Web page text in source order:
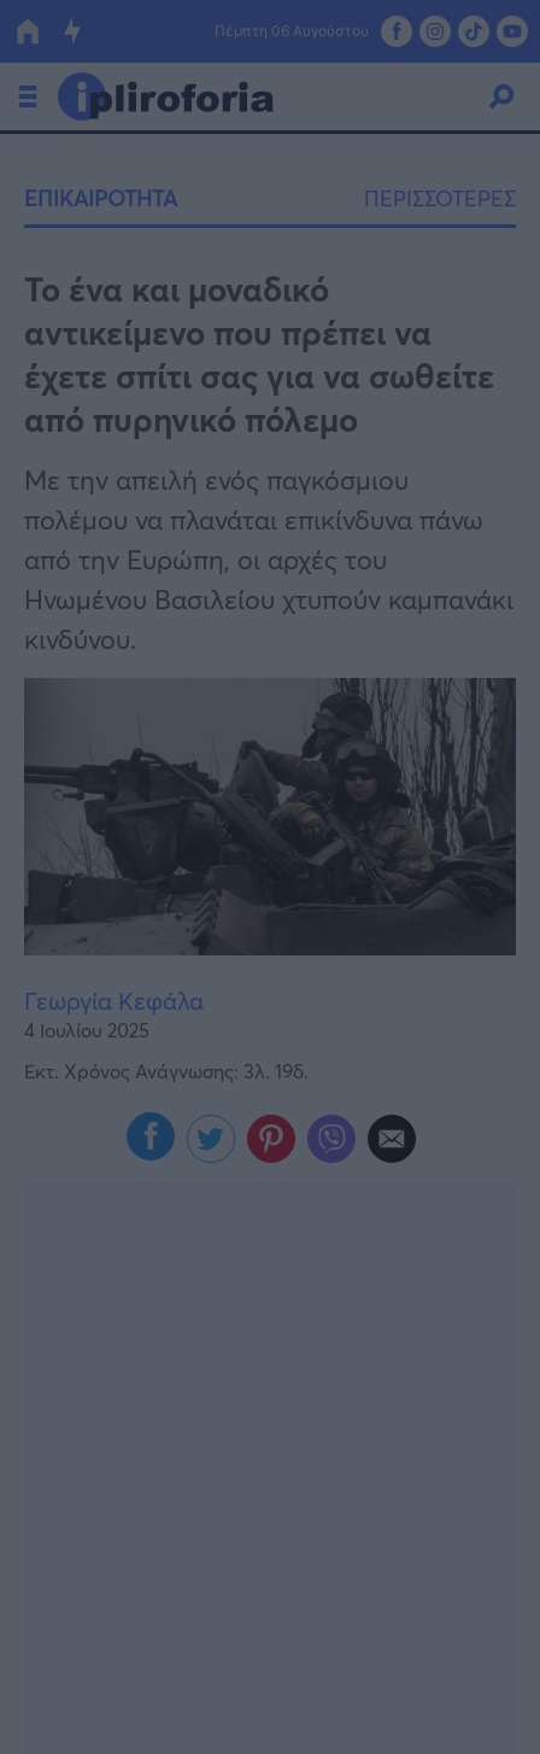
Πέμπτη 06 Αυγούστου
Οικονομία
Πολιτική
Τράπεζες
Επιδοτήσεις
Κόσμος
Lifestyle
Αθλητικά
Υγεία
Γυναίκα
Καιρός
Κουζίνα
ΕΠΙΚΑΙΡΟΤΗΤΑ ΠΕΡΙΣΣΟΤΕΡΕΣ
Το ένα και μοναδικό
αντικείμενο που πρέπει να
έχετε σπίτι σας για να σωθείτε
από πυρηνικό πόλεμο
Με την απειλή ενός παγκόσμιου
πολέμου να πλανάται επικίνδυνα πάνω
από την Ευρώπη, οι αρχές του
Ηνωμένου Βασιλείου χτυπούν καμπανάκι
κινδύνου.
Γεωργία Κεφάλα
4 Ιουλίου 2025
Εκτ. Χρόνος Ανάγνωσης: 3λ. 19δ.